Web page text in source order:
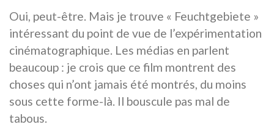
Oui, peut-être. Mais je trouve « Feuchtgebiete »
intéressant du point de vue de l’expérimentation
cinématographique. Les médias en parlent
beaucoup : je crois que ce film montrent des
choses qui n’ont jamais été montrés, du moins
sous cette forme-là. Il bouscule pas mal de
tabous.